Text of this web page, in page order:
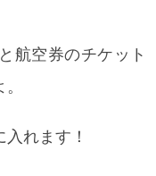
航空券のチケット
れます！